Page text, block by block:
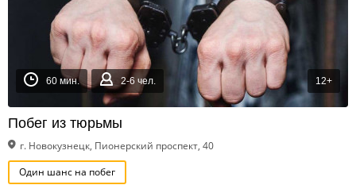
60 мин. 2-6 чел. 12+
Побег из тюрьмы
г. Новокузнецк, Пионерский проспект, 40
Один шанс на побег